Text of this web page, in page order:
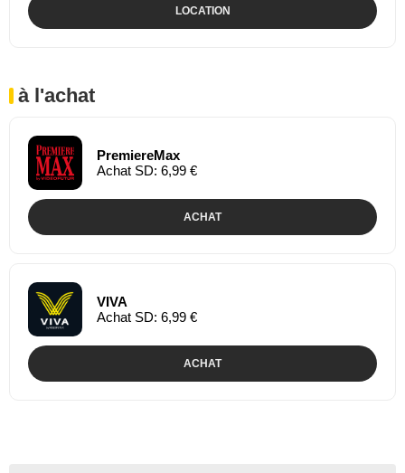
LOCATION
à l'achat
PremiereMax
Achat SD: 6,99 €
ACHAT
VIVA
Achat SD: 6,99 €
ACHAT